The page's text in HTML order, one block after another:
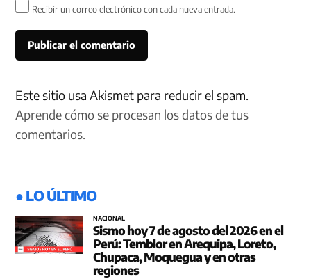
Recibir un correo electrónico con cada nueva entrada.
Este sitio usa Akismet para reducir el spam.
Aprende cómo se procesan los datos de tus
comentarios.
● LO ÚLTIMO
NACIONAL
Sismo hoy 7 de agosto del 2026 en el
Perú: Temblor en Arequipa, Loreto,
Chupaca, Moquegua y en otras
regiones